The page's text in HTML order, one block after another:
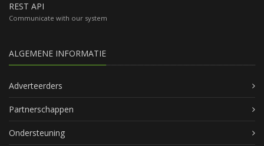
REST API
Communicate with our system
ALGEMENE INFORMATIE
Adverteerders
Partnerschappen
Ondersteuning